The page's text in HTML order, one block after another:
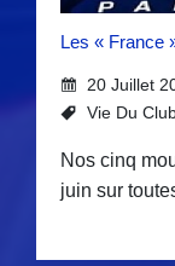
Les « France
20 Juillet
Vie Du
Nos cinq
juin sur